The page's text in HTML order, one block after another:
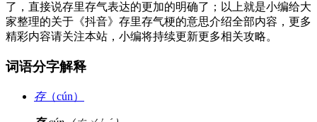
了，直接说存里存气表达的更加的明确了；以上就是小编给大
家整理的关于《抖音》存里存气梗的意思介绍全部内容，更多
精彩内容请关注本站，小编将持续更新更多相关攻略。
词语分字解释
存（cún）